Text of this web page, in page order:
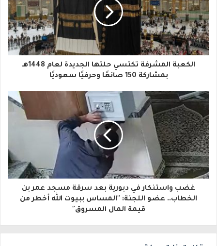
ي
د
ك
ا
إ
ل
ك
ت
ر
و
الكعبة المشرفة تكتسي حلتها الجديدة لعام 1448هـ
بمشاركة 150 صانعًا وحرفيًا سعوديًا
غضب واستنكار في دبورية بعد سرقة مسجد عمر بن
الخطاب.. عضو اللجنة: "المساس ببيوت الله أخطر من
قيمة المال المسروق"